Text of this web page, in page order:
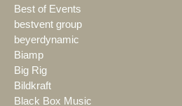
Best of Events
bestvent group
beyerdynamic
Biamp
Big Rig
Bildkraft
Black Box Music